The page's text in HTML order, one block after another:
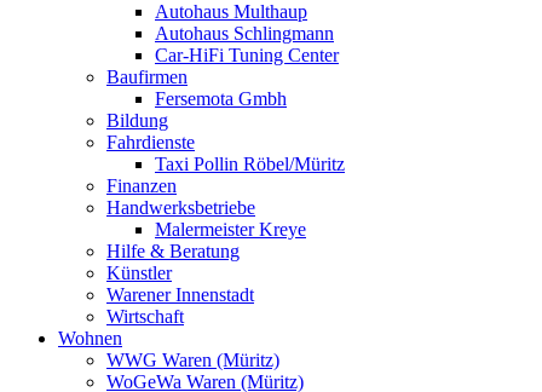
Autohaus Multhaup
Autohaus Schlingmann
Car-HiFi Tuning Center
Baufirmen
Fersemota Gmbh
Bildung
Fahrdienste
Taxi Pollin Röbel/Müritz
Finanzen
Handwerksbetriebe
Malermeister Kreye
Hilfe & Beratung
Künstler
Warener Innenstadt
Wirtschaft
Wohnen
WWG Waren (Müritz)
WoGeWa Waren (Müritz)